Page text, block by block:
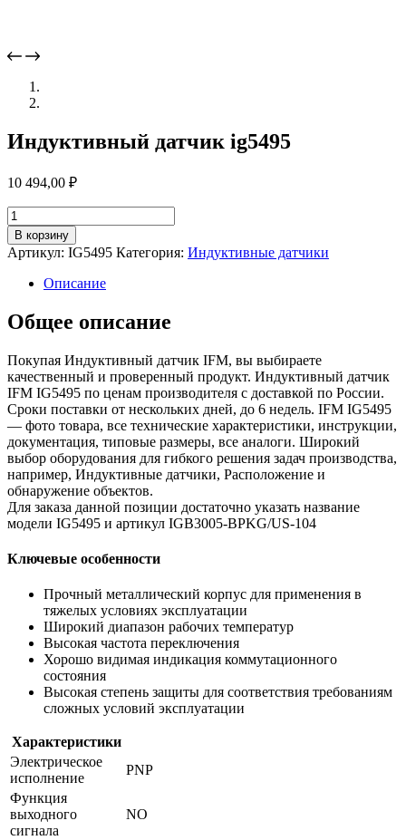
Индуктивный датчик ig5495
10 494,00 ₽
Количество
товара
Индуктивный
датчик
ig5495
В корзину
Артикул: IG5495 Категория: Индуктивные датчики
Описание
Общее описание
Покупая Индуктивный датчик IFM, вы выбираете
качественный и проверенный продукт. Индуктивный датчик
IFM IG5495 по ценам производителя с доставкой по России.
Сроки поставки от нескольких дней, до 6 недель. IFM IG5495
— фото товара, все технические характеристики, инструкции,
документация, типовые размеры, все аналоги. Широкий
выбор оборудования для гибкого решения задач производства,
например, Индуктивные датчики, Расположение и
обнаружение объектов.
Для заказа данной позиции достаточно указать название
модели IG5495 и артикул IGB3005-BPKG/US-104
Ключевые особенности
Прочный металлический корпус для применения в
тяжелых условиях эксплуатации
Широкий диапазон рабочих температур
Высокая частота переключения
Хорошо видимая индикация коммутационного
состояния
Высокая степень защиты для соответствия требованиям
сложных условий эксплуатации
Характеристики
Электрическое
исполнение
PNP
Функция
выходного
сигнала
NO